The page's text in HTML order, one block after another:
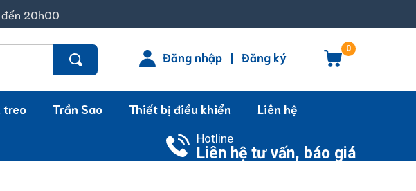
đến 20h00
0
Đăng nhập | Đăng ký
treo Trần Sao Thiết bị điều khiển Liên hệ
Hotline
Liên hệ tư vấn, báo giá